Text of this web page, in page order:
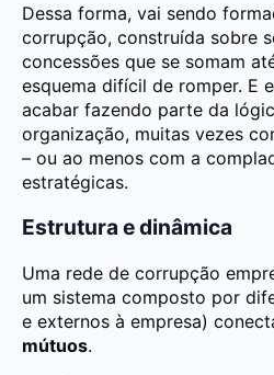
Dessa forma, vai sendo
corrupção, construída sobre
concessões que se somam
esquema difícil de romper. E
acabar fazendo parte da
organização, muitas vezes
– ou ao menos com a
estratégicas.
Estrutura e dinâmica
Uma rede de corrupção
um sistema composto por
e externos à empresa)
mútuos.